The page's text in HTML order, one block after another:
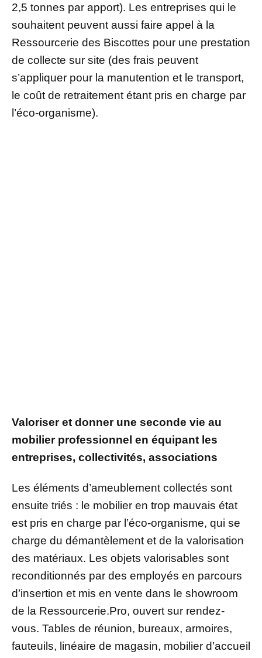
2,5 tonnes par apport). Les entreprises qui le
souhaitent peuvent aussi faire appel à la
Ressourcerie des Biscottes pour une prestation
de collecte sur site (des frais peuvent
s’appliquer pour la manutention et le transport,
le coût de retraitement étant pris en charge par
l’éco-organisme).
Valoriser et donner une seconde vie au
mobilier professionnel en équipant les
entreprises, collectivités, associations
Les éléments d’ameublement collectés sont
ensuite triés : le mobilier en trop mauvais état
est pris en charge par l’éco-organisme, qui se
charge du démantèlement et de la valorisation
des matériaux. Les objets valorisables sont
reconditionnés par des employés en parcours
d’insertion et mis en vente dans le showroom
de la Ressourcerie.Pro, ouvert sur rendez-
vous. Tables de réunion, bureaux, armoires,
fauteuils, linéaire de magasin, mobilier d’accueil